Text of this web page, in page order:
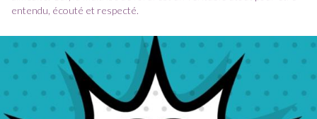
entendu, écouté et respecté.